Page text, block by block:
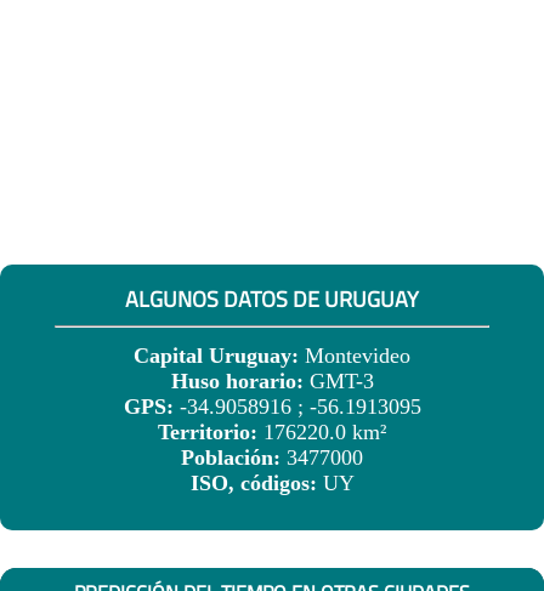
ALGUNOS DATOS DE URUGUAY
Capital Uruguay: Montevideo
Huso horario: GMT-3
GPS: -34.9058916 ; -56.1913095
Territorio: 176220.0 km²
Población: 3477000
ISO, códigos: UY